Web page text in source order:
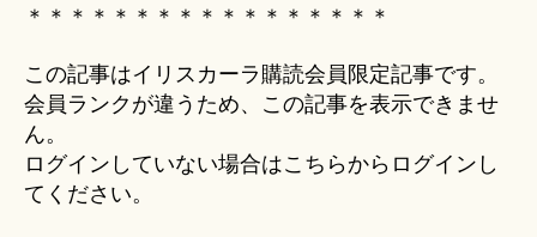
ki
＊
＊＊＊＊＊＊＊＊＊＊＊＊＊＊＊＊＊
この記事はイリスカーラ購読会員限定記事です。
会員ランクが違うため、この記事を表示できませ
ん。
ログインしていない場合はこちらからログインし
てください。